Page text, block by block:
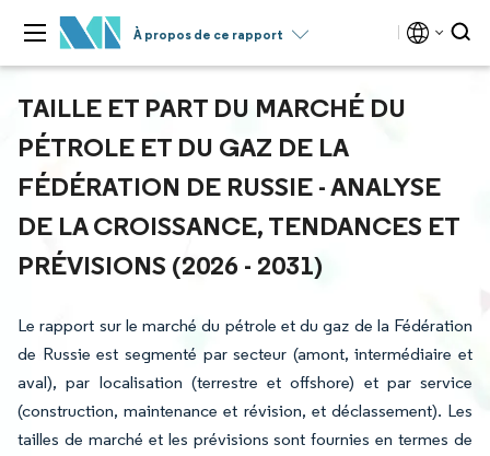
À propos de ce rapport
TAILLE ET PART DU MARCHÉ DU
PÉTROLE ET DU GAZ DE LA
FÉDÉRATION DE RUSSIE - ANALYSE
DE LA CROISSANCE, TENDANCES ET
PRÉVISIONS (2026 - 2031)
Le rapport sur le marché du pétrole et du gaz de la Fédération
de Russie est segmenté par secteur (amont, intermédiaire et
aval), par localisation (terrestre et offshore) et par service
(construction, maintenance et révision, et déclassement). Les
tailles de marché et les prévisions sont fournies en termes de